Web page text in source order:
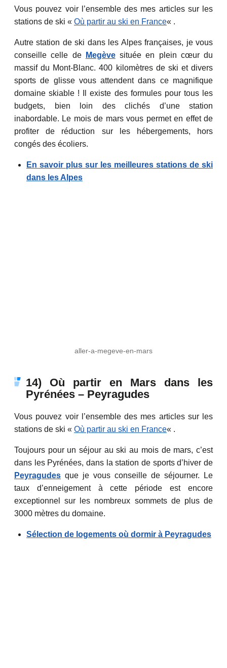
Vous pouvez voir l’ensemble des mes articles sur les
stations de ski « Où partir au ski en France« .
Autre station de ski dans les Alpes françaises, je vous
conseille celle de
Megèvesituée en plein cœur du
massif du Mont-Blanc. 400 kilomètres de ski et divers
sports de glisse vous attendent dans ce magnifique
domaine skiable ! Il existe des formules pour tous les
budgets, bien loin des clichés d’une station
inabordable. Le mois de mars vous permet en effet de
profiter de réduction sur les hébergements, hors
congés des écoliers.
En savoir plus sur les meilleures stations de ski
dans les Alpes
aller-a-megeve-en-mars
14) Où partir en Mars dans les
Pyrénées – Peyragudes
Vous pouvez voir l’ensemble des mes articles sur les
stations de ski « Où partir au ski en France« .
Toujours pour un séjour au ski au mois de mars, c’est
dans les Pyrénées, dans la station de sports d’hiver de
Peyragudes que je vous conseille de séjourner. Le
taux d’enneigement à cette période est encore
exceptionnel sur les nombreux sommets de plus de
3000 mètres du domaine.
Sélection de logements où dormir à Peyragudes